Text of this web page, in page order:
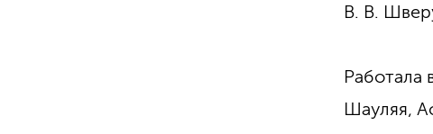
В. В.
Работала
Шауляя,